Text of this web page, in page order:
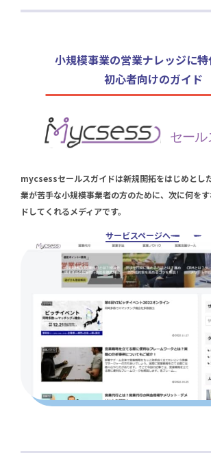
小規模事業の営業ナレッジに特
初心者向けのガイド
mycsessセールスガイドは新規開拓をはじめとし
業が苦手な小規模事業者の方のために、次に何を
ドしてくれるメディアです。
サービスページへ